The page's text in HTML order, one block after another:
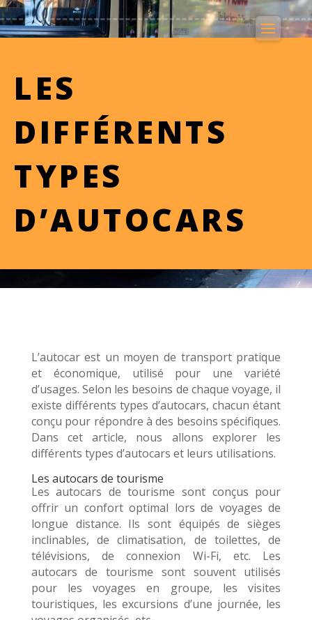
LES
DIFFÉRENTS
TYPES
D’AUTOCARS
L’autocar est un moyen de transport pratique
et économique, utilisé pour une variété
d’usages. Selon les besoins de chaque voyage, il
existe différents types d’autocars, chacun étant
conçu pour répondre à des besoins spécifiques.
Dans cet article, nous allons explorer les
différents types d’autocars et leurs utilisations.
Les autocars de tourisme
Les autocars de tourisme sont conçus pour
offrir un confort optimal lors de voyages de
longue distance. Ils sont équipés de sièges
inclinables, de climatisation, de toilettes, de
télévisions, de connexion Wi-Fi, etc. Les
autocars de tourisme sont souvent utilisés
pour les voyages en groupe, les visites
touristiques, les excursions d’une journée, les